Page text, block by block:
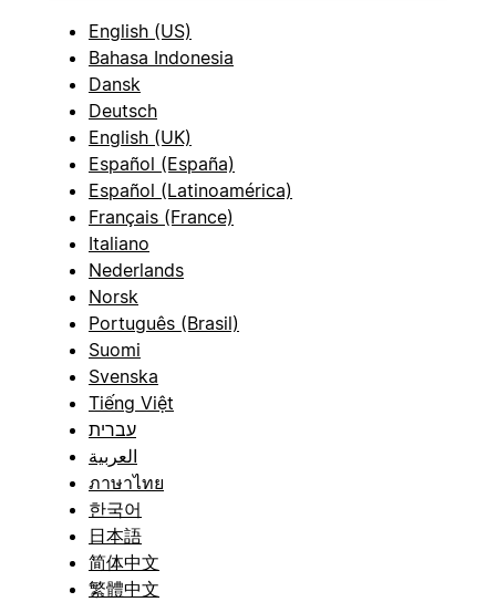
English (US)
Bahasa Indonesia
Dansk
Deutsch
English (UK)
Español (España)
Español (Latinoamérica)
Français (France)
Italiano
Nederlands
Norsk
Português (Brasil)
Suomi
Svenska
Tiếng Việt
עברית
العربية
ภาษาไทย
한국어
日本語
简体中文
繁體中文